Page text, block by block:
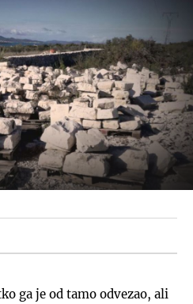
ga je od tamo odvezao, ali